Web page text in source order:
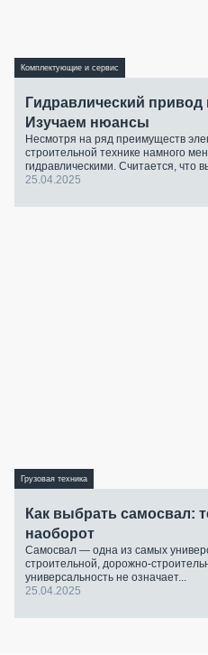
Комплектующие и сервис
Гидравлический привод
Изучаем нюансы
Несмотря на ряд преимуществ
строительной технике намного
гидравлическими. Считается, что
25.04.2025
Грузовая техника
Как выбрать самосвал:
наоборот
Самосвал — одна из самых
строительной, дорожно-
универсальность не означает...
25.04.2025